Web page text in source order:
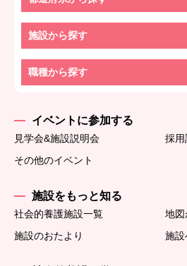
施設から探す
職種から探す
イベントに参加する
見学会&施設説明会
採用
その他のイベント
施設をもっと知る
社会的養護施設一覧
地図
施設のおたより
施設